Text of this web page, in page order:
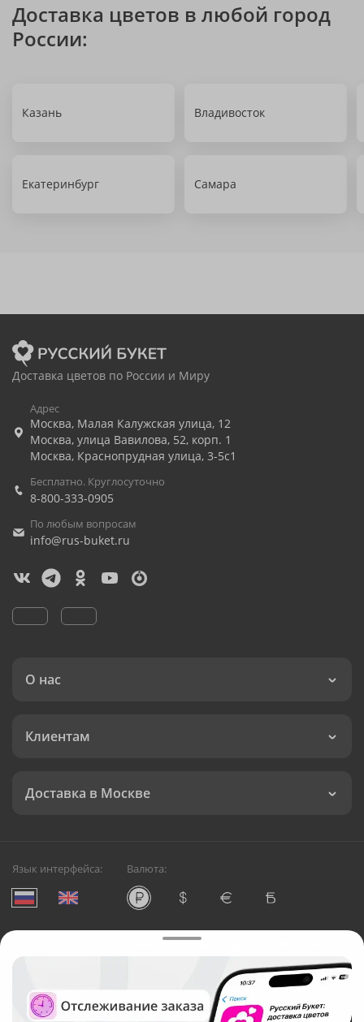
Доставка цветов в любой город
России:
Казань Владивосток
Екатеринбург Самара
Доставка цветов по России и Миру
Адрес
Москва, Малая Калужская улица, 12
Москва, улица Вавилова, 52, корп. 1
Москва, Краснопрудная улица, 3-5с1
Бесплатно. Круглосуточно
8-800-333-0905
По любым вопросам
info@rus-buket.ru
О нас
Клиентам
Доставка в Москве
Язык интерфейса: Валюта:
Служба круглосуточной доставки цветов в Москве
Русский Букет, 2026
Общество с ограниченной ответственностью «Технология»
ОГРН: 1195476081745, ИНН: 5410081997